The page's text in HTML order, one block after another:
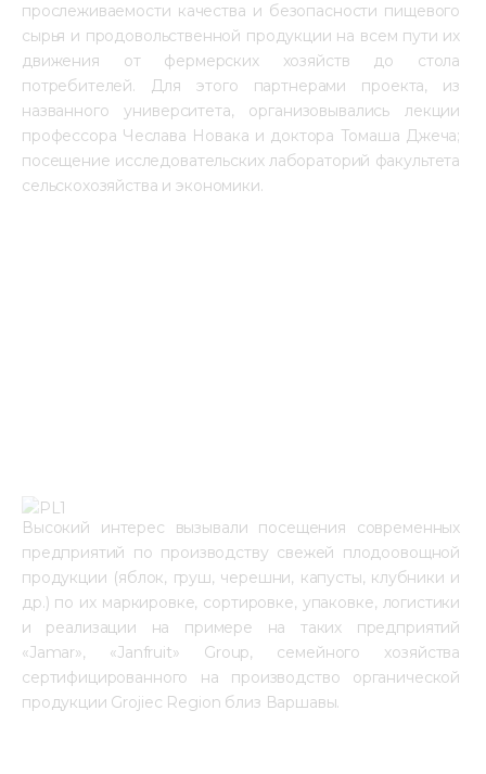
прослеживаемости качества и безопасности пищевого
сырья и продовольственной продукции на всем пути их
движения от фермерских хозяйств до стола
потребителей. Для этого партнерами проекта, из
названного университета, организовывались лекции
профессора Чеслава Новака и доктора Томаша Джеча;
посещение исследовательских лабораторий факультета
сельскохозяйства и экономики.
Высокий интерес вызывали посещения современных
предприятий по производству свежей плодоовощной
продукции (яблок, груш, черешни, капусты, клубники и
др.) по их маркировке, сортировке, упаковке, логистики
и реализации на примере на таких предприятий
«Jamar», «Janfruit» Group, семейного хозяйства
сертифицированного на производство органической
продукции Grojiec Region близ Варшавы.